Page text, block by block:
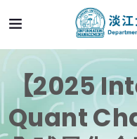
【2025
Quant